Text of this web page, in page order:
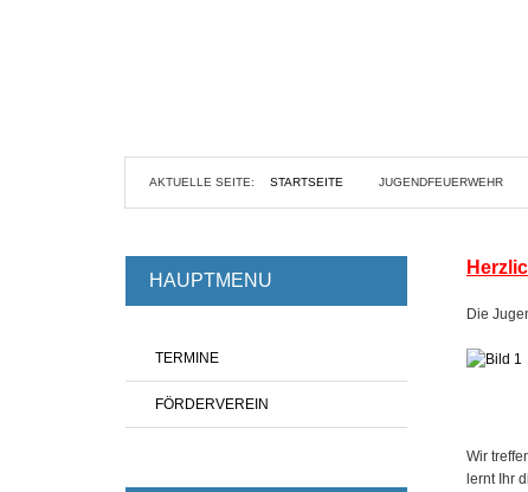
AKTUELLE SEITE: STARTSEITE JUGENDFEUERWEHR
HAUPTMENU
TERMINE
FÖRDERVEREIN
Die
Wir
lernt Ihr